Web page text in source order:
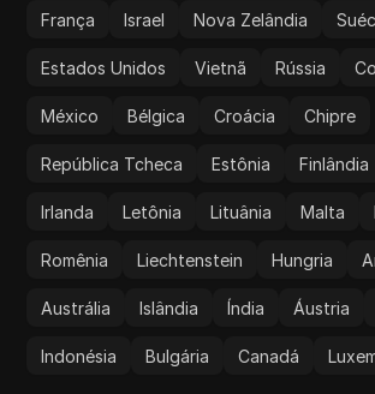
França Israel Nova Zelândia
Estados Unidos Vietnã Rússia
México Bélgica Croácia Chipre
República Tcheca Estônia Finlândia
Irlanda Letônia Lituânia Malta
Romênia Liechtenstein Hungria
Austrália Islândia Índia Áustria
Indonésia Bulgária Canadá